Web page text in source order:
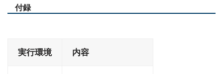
付録
実行環境 内容